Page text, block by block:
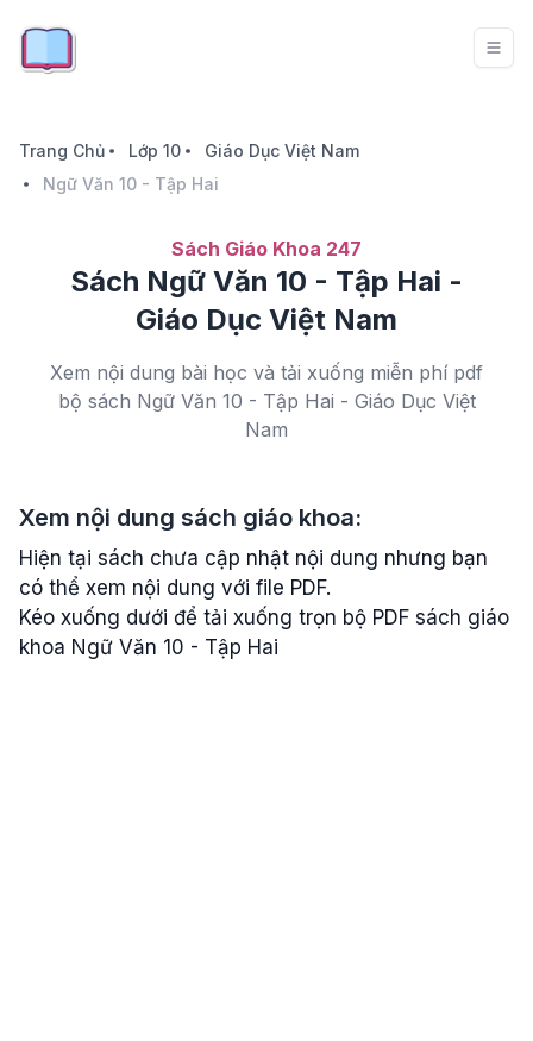
Trang Chủ Lớp 10
Giáo Dục Việt Nam
Ngữ Văn 10 - Tập Hai
Sách Giáo Khoa 247
Sách Ngữ Văn 10 - Tập Hai -
Giáo Dục Việt Nam
Xem nội dung bài học và tải xuống miễn phí pdf
bộ sách Ngữ Văn 10 - Tập Hai - Giáo Dục Việt
Nam
Xem nội dung sách giáo khoa:
Hiện tại sách chưa cập nhật nội dung nhưng bạn
có thể xem nội dung với file PDF.
Kéo xuống dưới để tải xuống trọn bộ PDF sách giáo
khoa Ngữ Văn 10 - Tập Hai